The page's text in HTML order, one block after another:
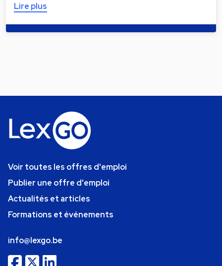
Lire plus
Voir toutes les offres d'emploi
Publier une offre d'emploi
Actualités et articles
Formations et événements
info@lexgo.be